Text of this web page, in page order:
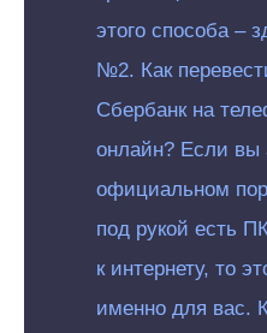
этого способа –
№2. Как
Сбербанк на
онлайн? Если вы
официальном
под рукой есть
к интернету, то
именно для вас.